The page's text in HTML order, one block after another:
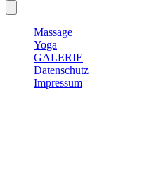
Massage
Yoga
GALERIE
Datenschutz
Impressum